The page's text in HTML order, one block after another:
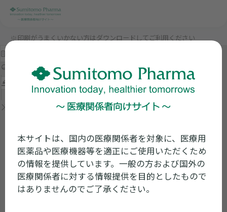
本サイトは、国内の医療関係者を対象に、医療用
医薬品や医療機器等を適正にご使用いただくため
の情報を提供しています。一般の方および国外の
医療関係者に対する情報提供を目的としたもので
はありませんのでご了承ください。
※印刷がうまくいかない方はダウンロードしてご利用ください